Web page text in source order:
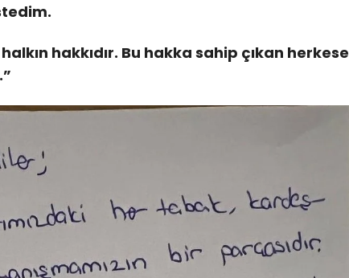
hakkıdır. Bu hakka sahip çıkan herkese